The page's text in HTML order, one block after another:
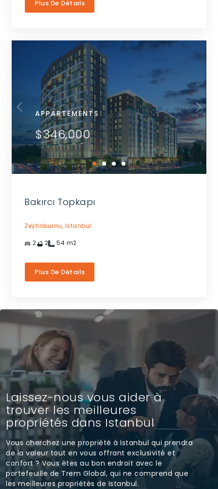
Plus De Détails
APPARTEMENTS
$346,000
Bakırcı Topkapı
Zeytinburnu, Istanbul
2 2 54 m2
Plus De Détails
Laissez-nous vous aider à
trouver les meilleures
propriétés dans Istanbul
Vous cherchez une propriété à Istanbul qui prendra
de la valeur tout en vous offrant exclusivité et
confort ? Vous êtes au bon endroit avec le
portefeuille de Trem Global, qui ne comprend que
les meilleures propriétés de Istanbul.